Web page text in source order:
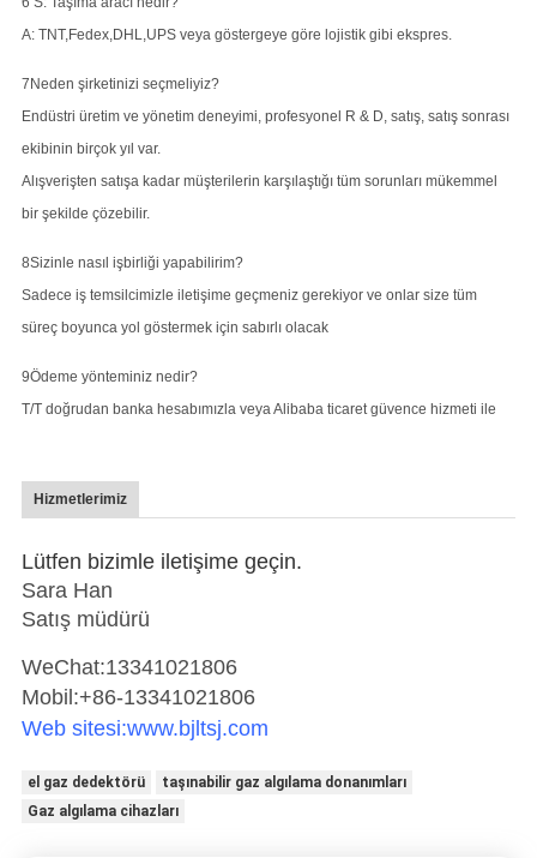
A: TNT,Fedex,DHL,UPS veya göstergeye göre lojistik gibi ekspres.
7Neden şirketinizi seçmeliyiz?
Endüstri üretim ve yönetim deneyimi, profesyonel R & D, satış, satış sonrası
ekibinin birçok yıl var.
Alışverişten satışa kadar müşterilerin karşılaştığı tüm sorunları mükemmel
bir şekilde çözebilir.
8Sizinle nasıl işbirliği yapabilirim?
Sadece iş temsilcimizle iletişime geçmeniz gerekiyor ve onlar size tüm
süreç boyunca yol göstermek için sabırlı olacak
9Ödeme yönteminiz nedir?
T/T doğrudan banka hesabımızla veya Alibaba ticaret güvence hizmeti ile
Hizmetlerimiz
Lütfen bizimle iletişime geçin.
Sara Han
Satış müdürü
WeChat:13341021806
Mobil:+86-13341021806
Web sitesi:www.bjltsj.com
el gaz dedektörü
taşınabilir gaz algılama donanımları
Gaz algılama cihazları